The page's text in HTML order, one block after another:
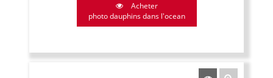
Acheter
photo dauphins dans l'ocean